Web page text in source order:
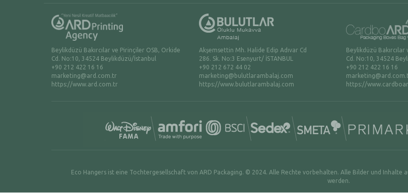
Beylikdüzü Bakırcılar ve Pirinçiler OSB, Orkide
Cd. No:10, 34524 Beylikdüzü/İstanbul
+90 212 422 16 16
marketing@ard.com.tr
https://www.ard.com.tr
Akşemsettin Mh. Halide Edip Adıvar Cd
286. Sk. No:3 Esenyurt/ İSTANBUL
+90 212 672 44 02
marketing@bulutlarambalaj.com
https://www.bulutlarambalaj.com
Beylikdüzü
Cd. No:10, 34524
+90 212 422 16 16
https://
Eco Hangers ist eine Tochtergesellschaft von ARD Packaging. © 2024. Alle Rechte vorbehalten. Alle Bilder und
werden.